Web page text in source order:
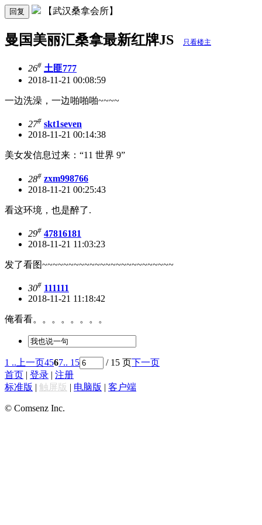
回复 【武汉桑拿会所】
曼国美丽汇桑拿最新红牌JS 只看楼主
26# 土匪777
2018-11-21 00:08:59
一边洗澡，一边啪啪啪~~~~
27# skt1seven
2018-11-21 00:14:38
美女发信息过来：“11 世界 9”
28# zxm998766
2018-11-21 00:25:43
看这环境，也是醉了.
29# 47816181
2018-11-21 11:03:23
发了看图~~~~~~~~~~~~~~~~~~~~~~~~~
30# 111111
2018-11-21 11:18:42
俺看看。。。。。。。。
1 ..上一页4567.. 15 / 15 页
下一页
首页
登录
注册
标准版
触屏版 电脑版 客户端
© Comsenz Inc.